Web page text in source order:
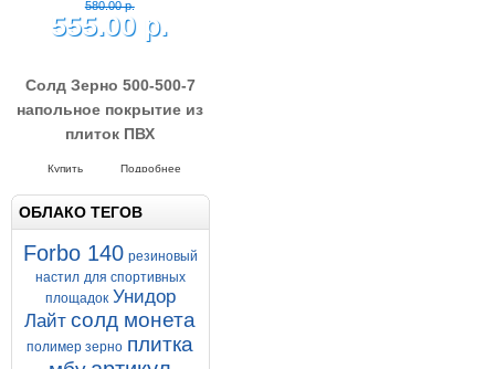
580.00 р.
555.00 р.
резиновое напольное
покрытие
Трансформер 16 мм
Купить Подробнее
ОБЛАКО ТЕГОВ
Forbo 140 резиновый
настил для спортивных
площадок Унидор
Лайт солд монета
полимер зерно плитка